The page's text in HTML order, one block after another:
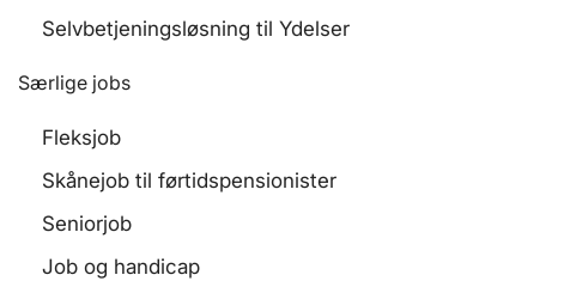
Selvbetjeningsløsning til Ydelser
Særlige jobs
Fleksjob
Skånejob til førtidspensionister
Seniorjob
Job og handicap